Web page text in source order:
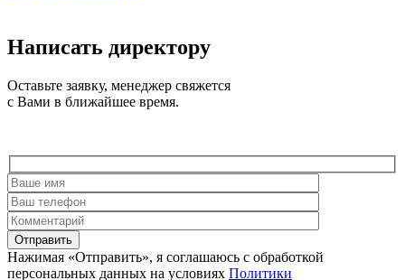
Написать директору
Оставьте заявку, менеджер свяжется
с Вами в ближайшее время.
Отправить
Нажимая «Отправить», я соглашаюсь c обработкой
персональных данных на условиях Политики